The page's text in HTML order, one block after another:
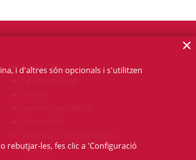
Talent ICAB
catalana
i d'altres són opcionals i s'utilitzen
rebutjar-les, fes clic a 'Configuració
×